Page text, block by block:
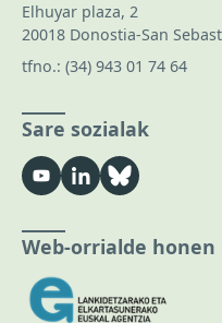
Elhuyar plaza, 2
20018 Donostia-San
tfno.: (34) 943 01 74 64
Sare sozialak
Web-orrialde honen